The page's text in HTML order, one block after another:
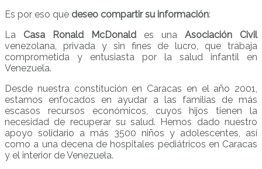
Es por eso que deseo compartir su información:
La Casa Ronald McDonald es una Asociación Civil
venezolana, privada y sin fines de lucro, que trabaja
comprometida y entusiasta por la salud infantil en
Venezuela.
Desde nuestra constitución en Caracas en el año 2001,
estamos enfocados en ayudar a las familias de más
escasos recursos económicos, cuyos hijos tienen la
necesidad de recuperar su salud. Hemos dado nuestro
apoyo solidario a más 3500 niños y adolescentes, así
como a una decena de hospitales pediátricos en Caracas
y el interior de Venezuela.